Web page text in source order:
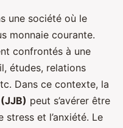
une société où le
monnaie courante.
confrontés à une
études, relations
Dans ce contexte, la
peut s’avérer être
et l’anxiété. Le